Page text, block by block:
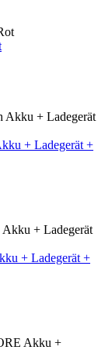
+ Ladegerät +
+ Ladegerät +